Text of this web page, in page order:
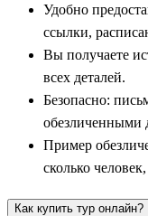
Далее маршрут ведет
раскинувшийся на
словно сошел со
поездки сюда
знаменитого
белокаменными
звонницами, где до
колокольные
Удобно
ссылки,
Вы получаете
всех деталей.
Безопасно:
обезличенными
Пример
сколько
Как купить тур онлайн?